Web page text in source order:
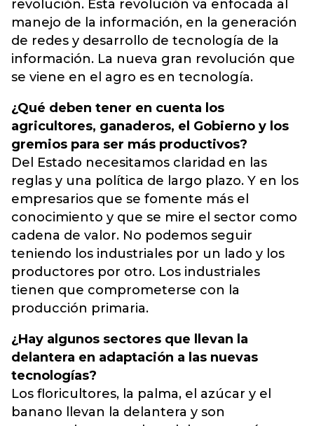
revolución. Esta revolución va enfocada al
manejo de la información, en la generación
de redes y desarrollo de tecnología de la
información. La nueva gran revolución que
se viene en el agro es en tecnología.
¿Qué deben tener en cuenta los
agricultores, ganaderos, el Gobierno y los
gremios para ser más productivos?
Del Estado necesitamos claridad en las
reglas y una política de largo plazo. Y en los
empresarios que se fomente más el
conocimiento y que se mire el sector como
cadena de valor. No podemos seguir
teniendo los industriales por un lado y los
productores por otro. Los industriales
tienen que comprometerse con la
producción primaria.
¿Hay algunos sectores que llevan la
delantera en adaptación a las nuevas
tecnologías?
Los floricultores, la palma, el azúcar y el
banano llevan la delantera y son